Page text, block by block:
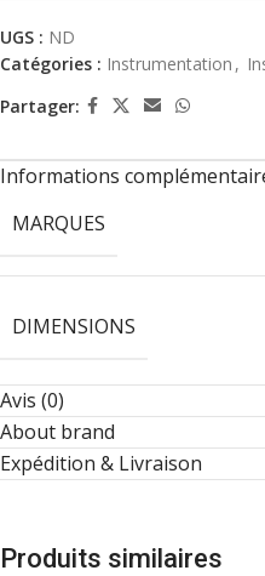
UGS : ND
Catégories : Instrumentation ,
Partager:
Informations
MARQUES
DIMENSIONS
Avis (0)
About brand
Expédition & Livraison
Produits similaires